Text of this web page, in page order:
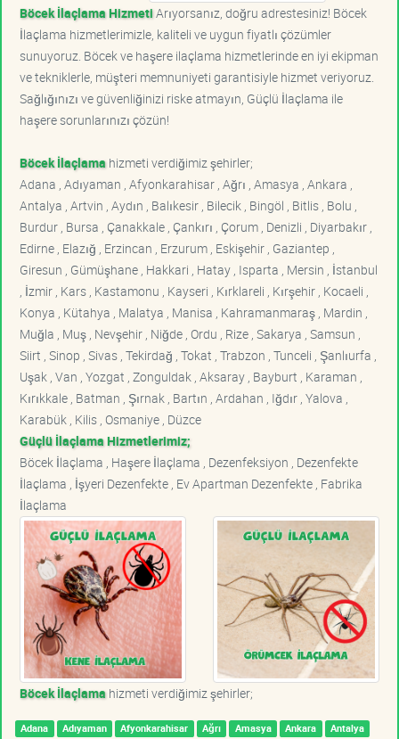
Böcek İlaçlama HizmetiArıyorsanız, doğru adrestesiniz! Böcek
İlaçlama hizmetlerimizle, kaliteli ve uygun fiyatlı çözümler
sunuyoruz. Böcek ve haşere ilaçlama hizmetlerinde en iyi ekipman
ve tekniklerle, müşteri memnuniyeti garantisiyle hizmet veriyoruz.
Sağlığınızı ve güvenliğinizi riske atmayın, Güçlü İlaçlama ile
haşere sorunlarınızı çözün!
Böcek İlaçlama hizmeti verdiğimiz şehirler;
Adana , Adıyaman , Afyonkarahisar , Ağrı , Amasya , Ankara ,
Antalya , Artvin , Aydın , Balıkesir , Bilecik , Bingöl , Bitlis , Bolu ,
Burdur , Bursa , Çanakkale , Çankırı , Çorum , Denizli , Diyarbakır ,
Edirne , Elazığ , Erzincan , Erzurum , Eskişehir , Gaziantep ,
Giresun , Gümüşhane , Hakkari , Hatay , Isparta , Mersin , İstanbul
, İzmir , Kars , Kastamonu , Kayseri , Kırklareli , Kırşehir , Kocaeli ,
Konya , Kütahya , Malatya , Manisa , Kahramanmaraş , Mardin ,
Muğla , Muş , Nevşehir , Niğde , Ordu , Rize , Sakarya , Samsun ,
Siirt , Sinop , Sivas , Tekirdağ , Tokat , Trabzon , Tunceli , Şanlıurfa ,
Uşak , Van , Yozgat , Zonguldak , Aksaray , Bayburt , Karaman ,
Kırıkkale , Batman , Şırnak , Bartın , Ardahan , Iğdır , Yalova ,
Karabük , Kilis , Osmaniye , Düzce
Güçlü İlaçlama Hizmetlerimiz;
Böcek İlaçlama , Haşere İlaçlama , Dezenfeksiyon , Dezenfekte
İlaçlama , İşyeri Dezenfekte , Ev Apartman Dezenfekte , Fabrika
İlaçlama
Böcek İlaçlama hizmeti verdiğimiz şehirler;
Adana Adıyaman Afyonkarahisar Ağrı Amasya Ankara Antalya